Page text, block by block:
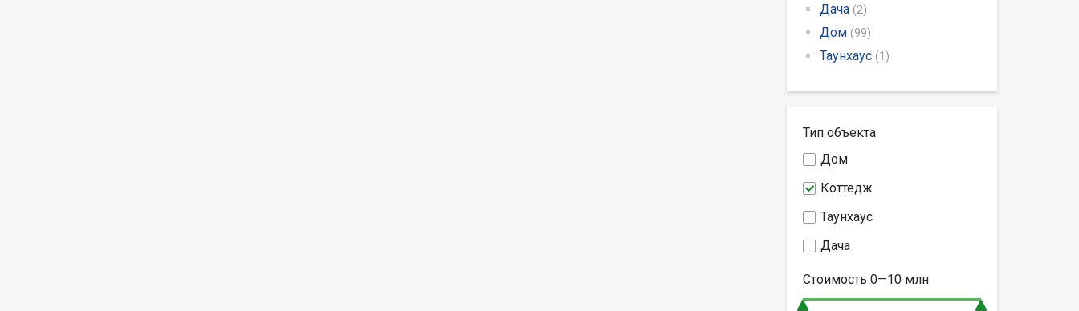
Дача (2)
Дом (99)
Таунхаус (1)
Тип объекта
Дом
Коттедж
Таунхаус
Дача
Стоимость 0—10млн